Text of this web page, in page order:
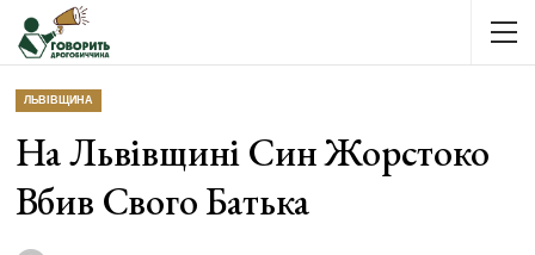
ЛЬВІВЩИНА
На Львівщині Син Жорстоко
Вбив Свого Батька